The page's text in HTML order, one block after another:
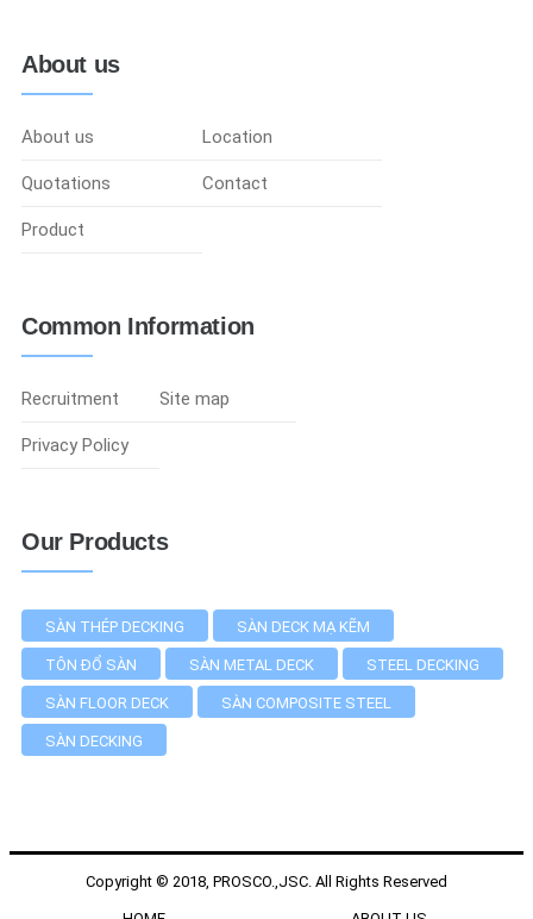
About us
About us Location
Quotations Contact
Product
Common Information
Recruitment Site map
Privacy Policy
Our Products
SÀN THÉP DECKING SÀN DECK MẠ KẼM
TÔN ĐỔ SÀN SÀN METAL DECK STEEL DECKING
SÀN FLOOR DECK SÀN COMPOSITE STEEL
SÀN DECKING
Copyright © 2018, PROSCO.,JSC. All Rights Reserved